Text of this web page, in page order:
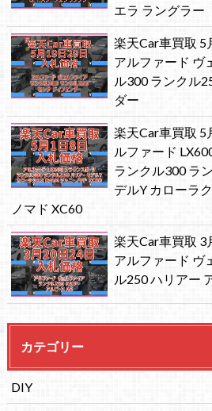
エラ ラングラー
楽天Car車買取 5
アルファード ヴ
ル300 ランクル
ダー
楽天Car車買取 5
ルファード
ランクル300 ラ
デルY カローラ
ノマド XC60
楽天Car車買取 3
アルファード ヴ
ル250 ハリアー
カテゴリー
DIY